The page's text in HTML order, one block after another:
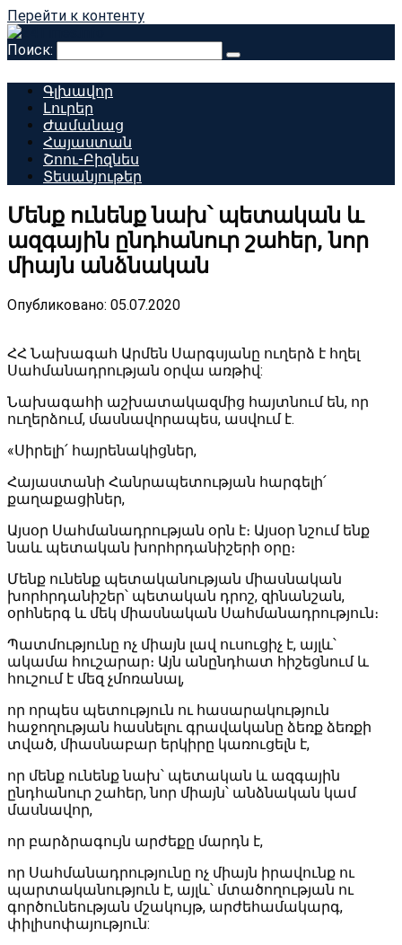
Перейти к контенту
Поиск:
Գլխավոր
Լուրեր
Ժամանաց
Հայաստան
Շոու-Բիզնես
Տեսանյութեր
Մենք ունենք նախ՝ պետական և
ազգային ընդհանուր շահեր, նոր
միայն անձնական
Опубликовано: 05.07.2020
ՀՀ Նախագահ Արմեն Սարգսյանը ուղերձ է հղել
Սահմանադրության օրվա առթիվ:
Նախագահի աշխատակազմից հայտնում են, որ
ուղերձում, մասնավորապես, ասվում է.
«Սիրելի՛ հայրենակիցներ,
Հայաստանի Հանրապետության հարգելի՛
քաղաքացիներ,
Այսօր Սահմանադրության օրն է։ Այսօր նշում ենք
նաև պետական խորհրդանիշերի օրը։
Մենք ունենք պետականության միասնական
խորհրդանիշեր՝ պետական դրոշ, զինանշան,
օրհներգ և մեկ միասնական Սահմանադրություն։
Պատմությունը ոչ միայն լավ ուսուցիչ է, այլև՝
ակամա հուշարար։ Այն անընդհատ հիշեցնում և
հուշում է մեզ չմոռանալ,
որ որպես պետություն ու հասարակություն
հաջողության հասնելու գրավականը ձեռք ձեռքի
տված, միասնաբար երկիրը կառուցելն է,
որ մենք ունենք նախ՝ պետական և ազգային
ընդհանուր շահեր, նոր միայն՝ անձնական կամ
մասնավոր,
որ բարձրագույն արժեքը մարդն է,
որ Սահմանադրությունը ոչ միայն իրավունք ու
պարտականություն է, այլև՝ մտածողության ու
գործունեության մշակույթ, արժեհամակարգ,
փիլիսոփայություն: